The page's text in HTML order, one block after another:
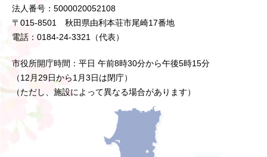
法人番号：5000020052108
〒015-8501 秋田県由利本荘市尾崎17番地
電話：0184-24-3321（代表）
市役所開庁時間：平日 午前8時30分から午後5時15分
（12月29日から1月3日は閉庁）
（ただし、施設によって異なる場合があります）